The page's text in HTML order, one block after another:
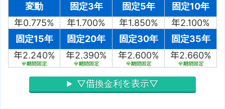
変動 固定3年 固定5年
固定10年
年0.775%
年1.700% 年1.850%
年2.100%
固定15年
固定20年 固定30年
固定35年
年2.240%
全期間固定
年2.390%
全期間固定
年2.600%
全期間固定
年2.660%
全期間固定
▽借換金利を表示▽